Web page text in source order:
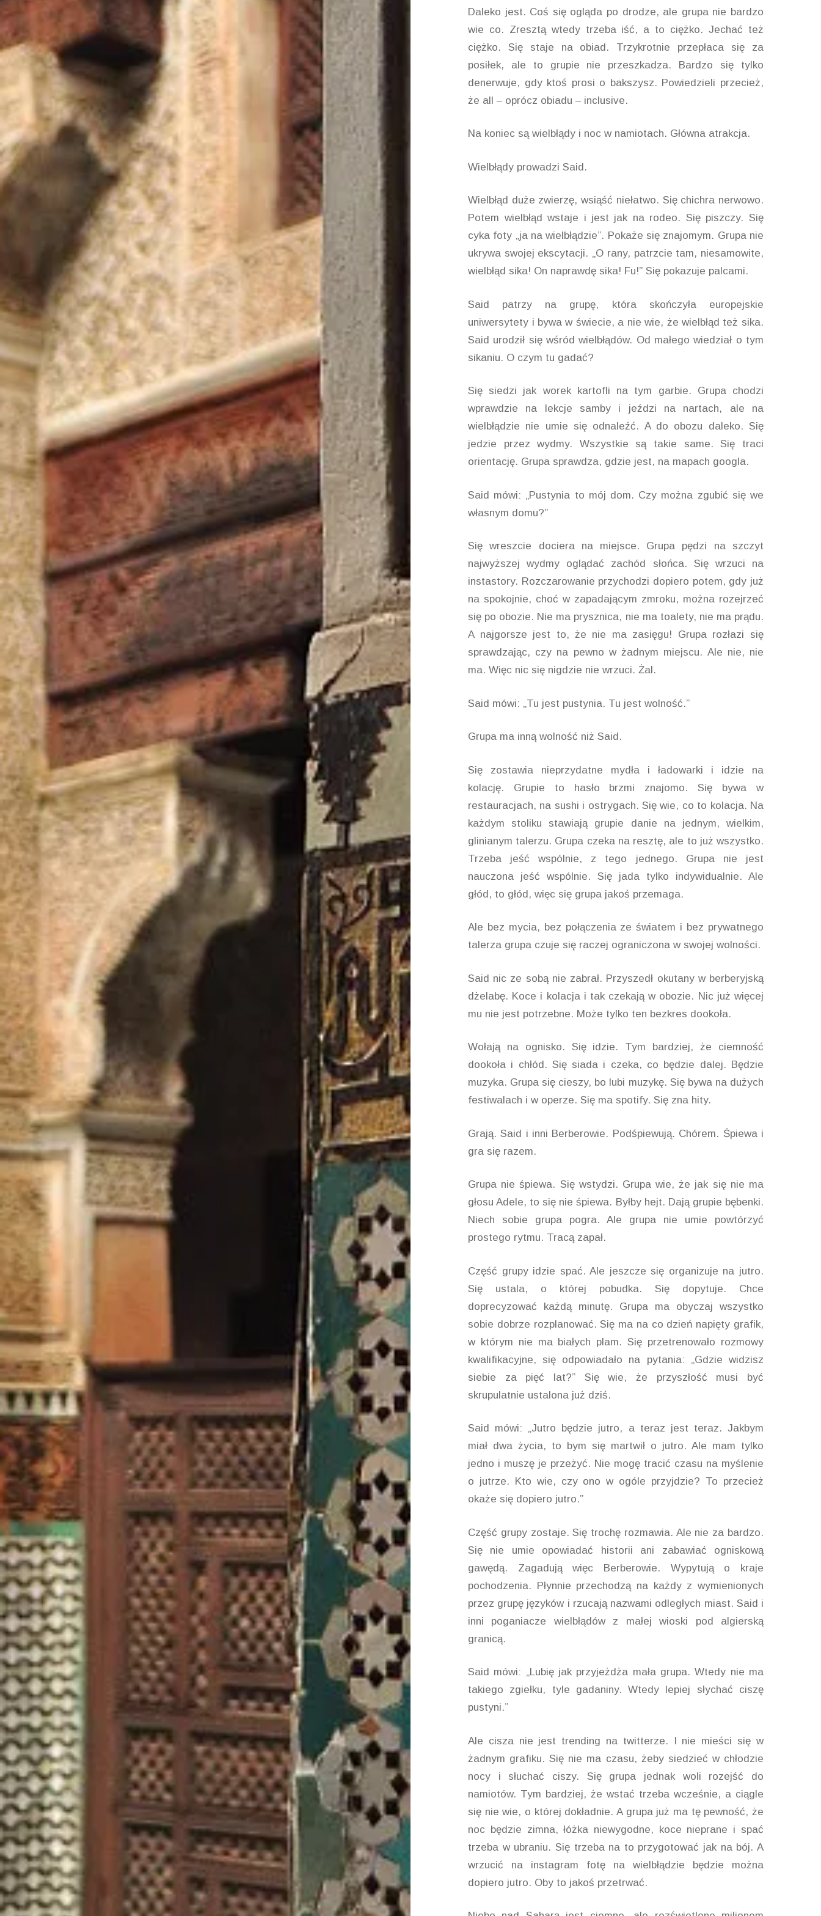
Daleko jest. Coś się ogląda po drodze, ale grupa nie bardzo
wie co. Zresztą wtedy trzeba iść, a to ciężko. Jechać też
ciężko. Się staje na obiad. Trzykrotnie przepłaca się za
posiłek, ale to grupie nie przeszkadza. Bardzo się tylko
denerwuje, gdy ktoś prosi o bakszysz. Powiedzieli przecież,
że all – oprócz obiadu – inclusive.
Na koniec są wielbłądy i noc w namiotach. Główna atrakcja.
Wielbłądy prowadzi Said.
Wielbłąd duże zwierzę, wsiąść niełatwo. Się chichra nerwowo.
Potem wielbłąd wstaje i jest jak na rodeo. Się piszczy. Się
cyka foty „ja na wielbłądzie”. Pokaże się znajomym. Grupa nie
ukrywa swojej ekscytacji. „O rany, patrzcie tam, niesamowite,
wielbłąd sika! On naprawdę sika! Fu!” Się pokazuje palcami.
Said patrzy na grupę, która skończyła europejskie
uniwersytety i bywa w świecie, a nie wie, że wielbłąd też sika.
Said urodził się wśród wielbłądów. Od małego wiedział o tym
sikaniu. O czym tu gadać?
Się siedzi jak worek kartofli na tym garbie. Grupa chodzi
wprawdzie na lekcje samby i jeździ na nartach, ale na
wielbłądzie nie umie się odnaleźć. A do obozu daleko. Się
jedzie przez wydmy. Wszystkie są takie same. Się traci
orientację. Grupa sprawdza, gdzie jest, na mapach googla.
Said mówi: „Pustynia to mój dom. Czy można zgubić się we
własnym domu?”
Się wreszcie dociera na miejsce. Grupa pędzi na szczyt
najwyższej wydmy oglądać zachód słońca. Się wrzuci na
instastory. Rozczarowanie przychodzi dopiero potem, gdy już
na spokojnie, choć w zapadającym zmroku, można rozejrzeć
się po obozie. Nie ma prysznica, nie ma toalety, nie ma prądu.
A najgorsze jest to, że nie ma zasięgu! Grupa rozłazi się
sprawdzając, czy na pewno w żadnym miejscu. Ale nie, nie
ma. Więc nic się nigdzie nie wrzuci. Żal.
Said mówi: „Tu jest pustynia. Tu jest wolność.”
Grupa ma inną wolność niż Said.
Się zostawia nieprzydatne mydła i ładowarki i idzie na
kolację. Grupie to hasło brzmi znajomo. Się bywa w
restauracjach, na sushi i ostrygach. Się wie, co to kolacja. Na
każdym stoliku stawiają grupie danie na jednym, wielkim,
glinianym talerzu. Grupa czeka na resztę, ale to już wszystko.
Trzeba jeść wspólnie, z tego jednego. Grupa nie jest
nauczona jeść wspólnie. Się jada tylko indywidualnie. Ale
głód, to głód, więc się grupa jakoś przemaga.
Ale bez mycia, bez połączenia ze światem i bez prywatnego
talerza grupa czuje się raczej ograniczona w swojej wolności.
Said nic ze sobą nie zabrał. Przyszedł okutany w berberyjską
dżelabę. Koce i kolacja i tak czekają w obozie. Nic już więcej
mu nie jest potrzebne. Może tylko ten bezkres dookoła.
Wołają na ognisko. Się idzie. Tym bardziej, że ciemność
dookoła i chłód. Się siada i czeka, co będzie dalej. Będzie
muzyka. Grupa się cieszy, bo lubi muzykę. Się bywa na dużych
festiwalach i w operze. Się ma spotify. Się zna hity.
Grają. Said i inni Berberowie. Podśpiewują. Chórem. Śpiewa i
gra się razem.
Grupa nie śpiewa. Się wstydzi. Grupa wie, że jak się nie ma
głosu Adele, to się nie śpiewa. Byłby hejt. Dają grupie bębenki.
Niech sobie grupa pogra. Ale grupa nie umie powtórzyć
prostego rytmu. Tracą zapał.
Część grupy idzie spać. Ale jeszcze się organizuje na jutro.
Się ustala, o której pobudka. Się dopytuje. Chce
doprecyzować każdą minutę. Grupa ma obyczaj wszystko
sobie dobrze rozplanować. Się ma na co dzień napięty grafik,
w którym nie ma białych plam. Się przetrenowało rozmowy
kwalifikacyjne, się odpowiadało na pytania: „Gdzie widzisz
siebie za pięć lat?” Się wie, że przyszłość musi być
skrupulatnie ustalona już dziś.
Said mówi: „Jutro będzie jutro, a teraz jest teraz. Jakbym
miał dwa życia, to bym się martwił o jutro. Ale mam tylko
jedno i muszę je przeżyć. Nie mogę tracić czasu na myślenie
o jutrze. Kto wie, czy ono w ogóle przyjdzie? To przecież
okaże się dopiero jutro.”
Część grupy zostaje. Się trochę rozmawia. Ale nie za bardzo.
Się nie umie opowiadać historii ani zabawiać ogniskową
gawędą. Zagadują więc Berberowie. Wypytują o kraje
pochodzenia. Płynnie przechodzą na każdy z wymienionych
przez grupę języków i rzucają nazwami odległych miast. Said i
inni poganiacze wielbłądów z małej wioski pod algierską
granicą.
Said mówi: „Lubię jak przyjeżdża mała grupa. Wtedy nie ma
takiego zgiełku, tyle gadaniny. Wtedy lepiej słychać ciszę
pustyni.”
Ale cisza nie jest trending na twitterze. I nie mieści się w
żadnym grafiku. Się nie ma czasu, żeby siedzieć w chłodzie
nocy i słuchać ciszy. Się grupa jednak woli rozejść do
namiotów. Tym bardziej, że wstać trzeba wcześnie, a ciągle
się nie wie, o której dokładnie. A grupa już ma tę pewność, że
noc będzie zimna, łóżka niewygodne, koce nieprane i spać
trzeba w ubraniu. Się trzeba na to przygotować jak na bój. A
wrzucić na instagram fotę na wielbłądzie będzie można
dopiero jutro. Oby to jakoś przetrwać.